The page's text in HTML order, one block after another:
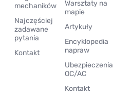
mechaników
Najczęściej
zadawane
pytania
Kontakt
Warsztaty na
mapie
Artykuły
Encyklopedia
napraw
Ubezpieczenia
OC/AC
Kontakt